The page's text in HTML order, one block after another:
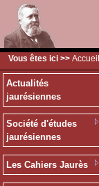
Vous êtes ici >> Accueil
Actualités
jaurésiennes
Société d'études
jaurésiennes
Les Cahiers Jaurès